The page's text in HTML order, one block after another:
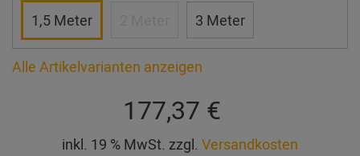
1,5 Meter 3 Meter
Alle Artikelvarianten anzeigen
177,37 €
inkl. 19 % MwSt. zzgl. Versandkosten